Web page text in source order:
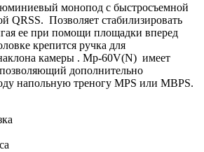
монопод с быстросъемной
QRSS. Позволяет стабилизировать
ее при помощи площадки вперед
крепится ручка для
камеры . Mp-60V(N) имеет
дополнительно
напольную треногу MPS или MBPS.